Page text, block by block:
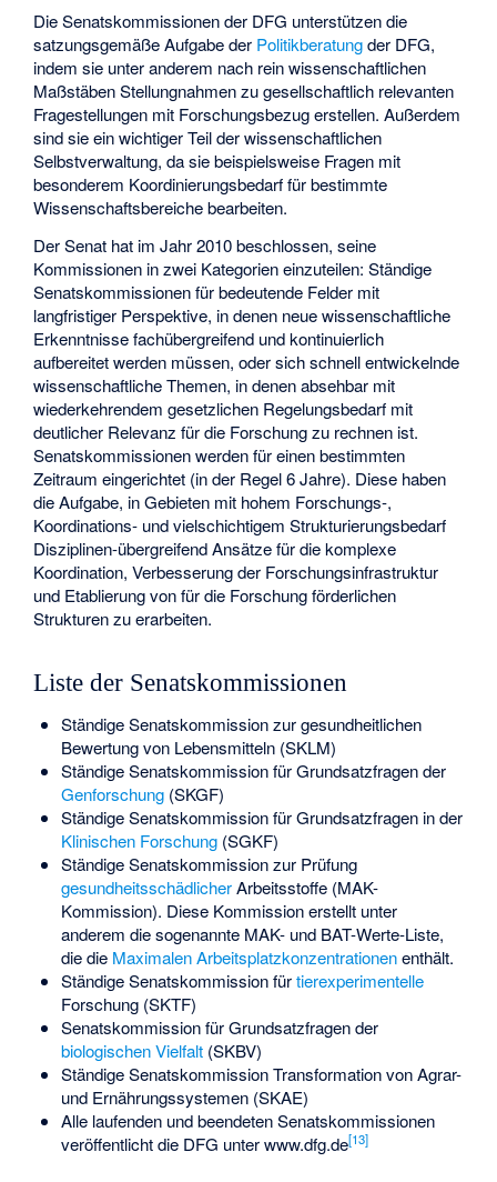
Die Senatskommissionen der DFG unterstützen die
satzungsgemäße Aufgabe der Politikberatungder DFG,
indem sie unter anderem nach rein wissenschaftlichen
Maßstäben Stellungnahmen zu gesellschaftlich relevanten
Fragestellungen mit Forschungsbezug erstellen. Außerdem
sind sie ein wichtiger Teil der wissenschaftlichen
Selbstverwaltung, da sie beispielsweise Fragen mit
besonderem Koordinierungsbedarf für bestimmte
Wissenschaftsbereiche bearbeiten.
Der Senat hat im Jahr 2010 beschlossen, seine
Kommissionen in zwei Kategorien einzuteilen: Ständige
Senatskommissionen für bedeutende Felder mit
langfristiger Perspektive, in denen neue wissenschaftliche
Erkenntnisse fachübergreifend und kontinuierlich
aufbereitet werden müssen, oder sich schnell entwickelnde
wissenschaftliche Themen, in denen absehbar mit
wiederkehrendem gesetzlichen Regelungsbedarf mit
deutlicher Relevanz für die Forschung zu rechnen ist.
Senatskommissionen werden für einen bestimmten
Zeitraum eingerichtet (in der Regel 6 Jahre). Diese haben
die Aufgabe, in Gebieten mit hohem Forschungs-,
Koordinations- und vielschichtigem Strukturierungsbedarf
Disziplinen-übergreifend Ansätze für die komplexe
Koordination, Verbesserung der Forschungsinfrastruktur
und Etablierung von für die Forschung förderlichen
Strukturen zu erarbeiten.
Liste der Senatskommissionen
Ständige Senatskommission zur gesundheitlichen
Bewertung von Lebensmitteln (SKLM)
Ständige Senatskommission für Grundsatzfragen der
Genforschung(SKGF)
Ständige Senatskommission für Grundsatzfragen in der
Klinischen Forschung(SGKF)
Ständige Senatskommission zur Prüfung
gesundheitsschädlicherArbeitsstoffe (MAK-
Kommission). Diese Kommission erstellt unter
anderem die sogenannte MAK- und BAT-Werte-Liste,
die die Maximalen Arbeitsplatzkonzentrationenenthält.
Ständige Senatskommission fürtierexperimentelle
Forschung (SKTF)
Senatskommission für Grundsatzfragen der
biologischen Vielfalt(SKBV)
Ständige Senatskommission Transformation von Agrar-
und Ernährungssystemen (SKAE)
Alle laufenden und beendeten Senatskommissionen
veröffentlicht die DFG unter www.dfg.de[13]